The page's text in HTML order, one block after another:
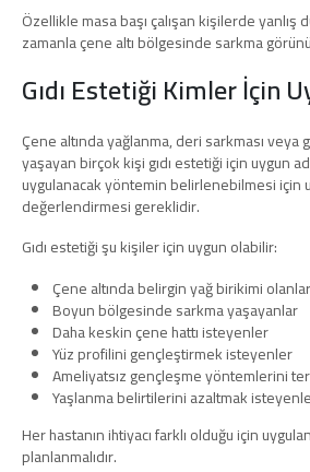
Özellikle masa başı çalışan kişilerde yanlış
zamanla çene altı bölgesinde sarkma
Gıdı Estetiği Kimler İçin
Çene altında yağlanma, deri sarkması
yaşayan birçok kişi gıdı estetiği için uygun
uygulanacak yöntemin belirlenebilmesi için
değerlendirmesi gereklidir.
Gıdı estetiği şu kişiler için uygun olabilir:
Çene altında belirgin yağ birikimi olanlar
Boyun bölgesinde sarkma yaşayanlar
Daha keskin çene hattı isteyenler
Yüz profilini gençleştirmek isteyenler
Ameliyatsız gençleşme yöntemlerini
Yaşlanma belirtilerini azaltmak
Her hastanın ihtiyacı farklı olduğu için
planlanmalıdır.